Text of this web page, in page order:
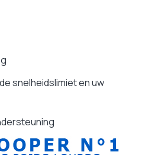
snelheidslimiet en uw